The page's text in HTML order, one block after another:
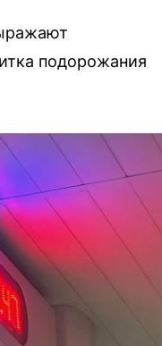
подорожания